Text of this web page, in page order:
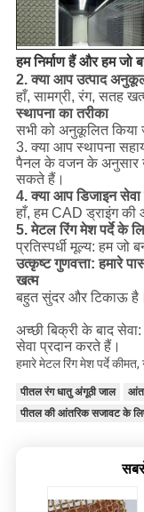
हम निर्माण हैं और हम जो
2. क्या आप उत्पाद
हाँ, सामग्री, रंग, सतह
स्थापना का तरीका
सभी को अनुकूलित किया
3. क्या आप स्थापना
पैनल के वजन के अनुसार
सकते हैं।
4. क्या आप डिजाइन
हाँ, हम CAD ड्राइंग
5. मेटल रिंग मेश पर्दे के
प्रतिस्पर्धी मूल्य: हम जो
उत्कृष्ट गुणवत्ता: हमारे
खत्म
बहुत सुंदर और टिकाऊ है।
अच्छी बिक्री के बाद
सेवा प्रदान करते हैं।
हमारे मेटल रिंग मेश पर्दे कीमत,
पीतल रंग धातु अंगूठी जाल
पीतल की आंतरिक सजावट के लिए